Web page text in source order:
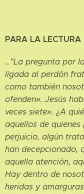
PARA LA LECTURA
…"La pregunta por
ligada al perdón
como también
ofenden». Jesús
veces siete». ¿A
aquellos de
perjuicio, algún
han decepcionado,
aquella atención,
Hay dentro de
heridas y